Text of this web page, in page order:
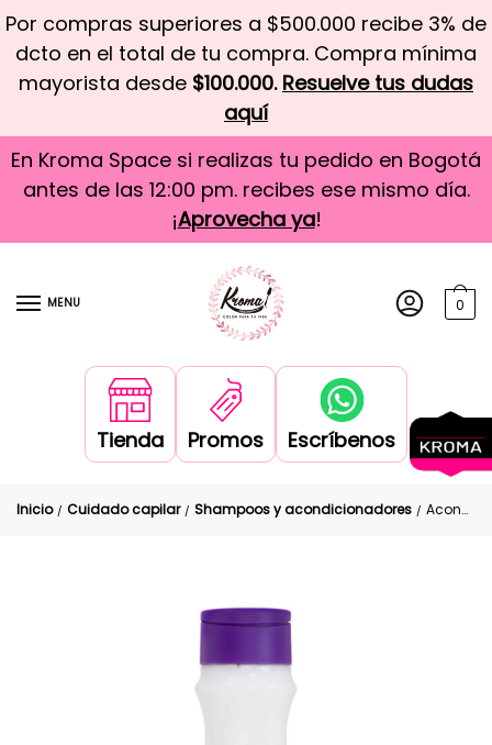
Por compras superiores a $500.000 recibe 3% de
dcto en el total de tu compra. Compra mínima
mayorista desde $100.000. Resuelve tus dudas
aquí
En Kroma Space si realizas tu pedido en Bogotá
antes de las 12:00 pm. recibes ese mismo día.
¡Aprovecha ya!
MENU 0
Tienda Promos Escríbenos
Inicio / Cuidado capilar / Shampoos y acondicionadores / Acondicionador Ultranutritivo Milagros Con Aloe Vera